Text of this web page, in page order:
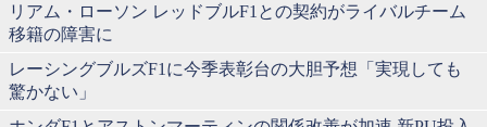
リアム・ローソン レッドブルF1との契約がライバルチーム
移籍の障害に
レーシングブルズF1に今季表彰台の大胆予想「実現しても
驚かない」